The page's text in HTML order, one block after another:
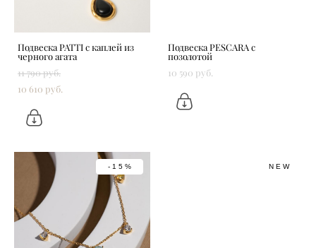
Подвеска PATTI с каплей из
черного агата
11 790 pуб.
10 610 pуб.
Подвеска PESCARA с
позолотой
10 590 pуб.
-15% NEW